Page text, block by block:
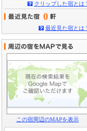
クリップした宿とは
0
最近見た宿とは
この宿周辺のMAPを表示